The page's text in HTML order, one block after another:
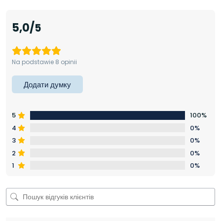
5,0
Na podstawie 8 opinii
Додати думку
5
100%
4
0%
3
0%
2
0%
1
0%